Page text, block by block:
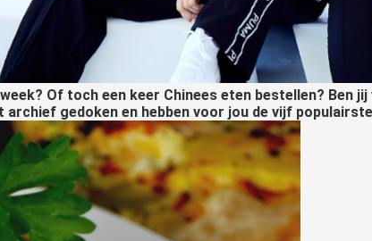
Of toch een keer Chinees eten bestellen? Ben
archief gedoken en hebben voor jou de vijf